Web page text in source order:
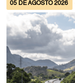
05 DE AGOSTO 2026